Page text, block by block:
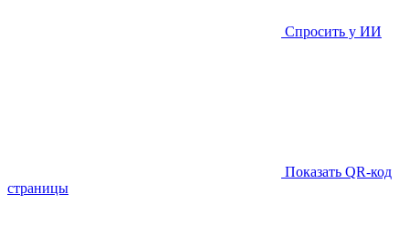
Спросить у ИИ
Показать QR-код
страницы